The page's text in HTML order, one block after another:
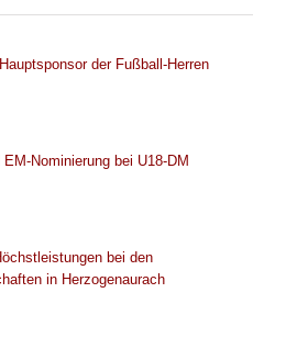
der Fußball-Herren
Nominierung bei U18-DM
bei den
in Herzogenaurach